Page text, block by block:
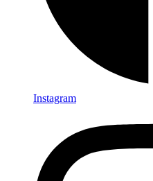
Instagram